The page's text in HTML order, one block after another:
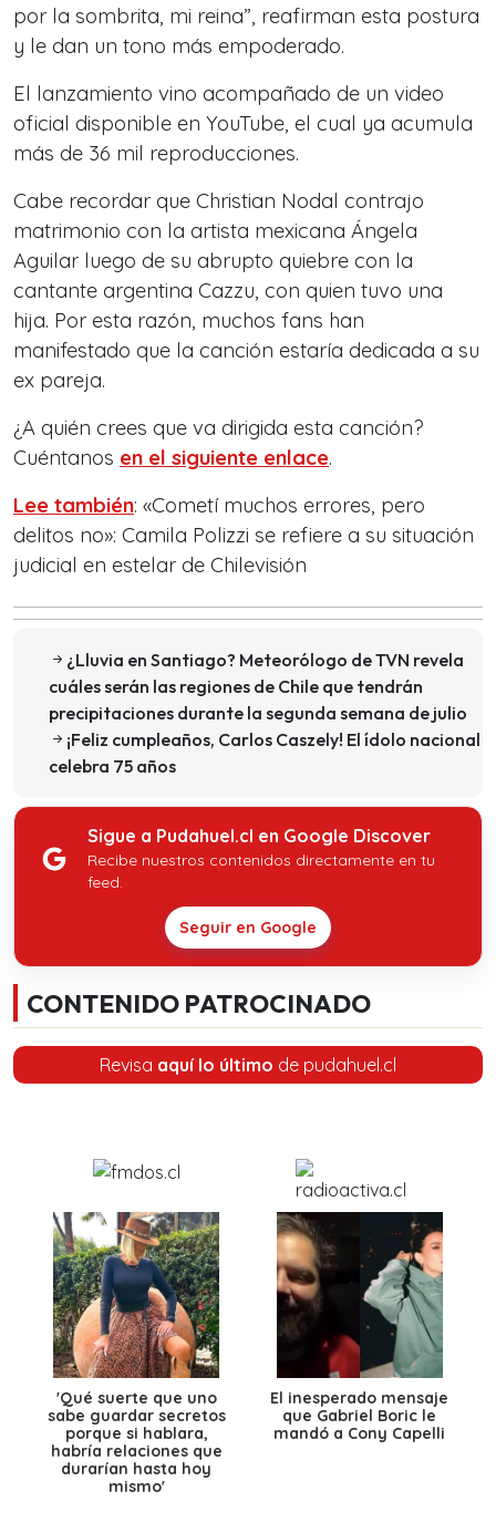
por la sombrita, mi reina”, reafirman esta postura
y le dan un tono más empoderado.
El lanzamiento vino acompañado de un video
oficial disponible en YouTube, el cual ya acumula
más de 36 mil reproducciones.
Cabe recordar que Christian Nodal contrajo
matrimonio con la artista mexicana Ángela
Aguilar luego de su abrupto quiebre con la
cantante argentina Cazzu, con quien tuvo una
hija. Por esta razón, muchos fans han
manifestado que la canción estaría dedicada a su
ex pareja.
¿A quién crees que va dirigida esta canción?
Cuéntanos en el siguiente enlace.
Lee también: «Cometí muchos errores, pero
delitos no»: Camila Polizzi se refiere a su situación
judicial en estelar de Chilevisión
¿Lluvia en Santiago? Meteorólogo de TVN revela
cuáles serán las regiones de Chile que tendrán
precipitaciones durante la segunda semana de julio
¡Feliz cumpleaños, Carlos Caszely! El ídolo nacional
celebra 75 años
Sigue a Pudahuel.cl en Google Discover
Recibe nuestros contenidos directamente en tu
feed.
Seguir en Google
CONTENIDO PATROCINADO
Revisa aquí lo último de pudahuel.cl
'Qué suerte que uno
sabe guardar secretos
porque si hablara,
habría relaciones que
durarían hasta hoy
mismo'
El inesperado mensaje
que Gabriel Boric le
mandó a Cony Capelli